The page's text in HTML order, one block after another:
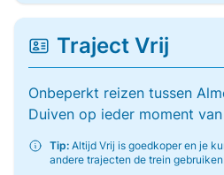
Traject Vrij
Onbeperkt reizen tussen
Duiven op ieder moment
Tip: Altijd Vrij is goedkoper en je
andere trajecten de trein